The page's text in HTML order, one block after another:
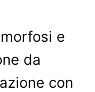
e
da
con